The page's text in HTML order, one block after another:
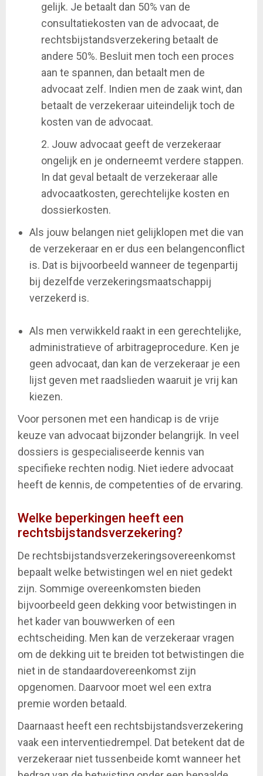
gelijk. Je betaalt dan 50% van de
consultatiekosten van de advocaat, de
rechtsbijstandsverzekering betaalt de
andere 50%. Besluit men toch een proces
aan te spannen, dan betaalt men de
advocaat zelf. Indien men de zaak wint, dan
betaalt de verzekeraar uiteindelijk toch de
kosten van de advocaat.
2. Jouw advocaat geeft de verzekeraar
ongelijk en je onderneemt verdere stappen.
In dat geval betaalt de verzekeraar alle
advocaatkosten, gerechtelijke kosten en
dossierkosten.
Als jouw belangen niet gelijklopen met die van
de verzekeraar en er dus een belangenconflict
is. Dat is bijvoorbeeld wanneer de tegenpartij
bij dezelfde verzekeringsmaatschappij
verzekerd is.
Als men verwikkeld raakt in een gerechtelijke,
administratieve of arbitrageprocedure. Ken je
geen advocaat, dan kan de verzekeraar je een
lijst geven met raadslieden waaruit je vrij kan
kiezen.
Voor personen met een handicap is de vrije
keuze van advocaat bijzonder belangrijk. In veel
dossiers is gespecialiseerde kennis van
specifieke rechten nodig. Niet iedere advocaat
heeft de kennis, de competenties of de ervaring.
Welke beperkingen heeft een
rechtsbijstandsverzekering?
De rechtsbijstandsverzekeringsovereenkomst
bepaalt welke betwistingen wel en niet gedekt
zijn. Sommige overeenkomsten bieden
bijvoorbeeld geen dekking voor betwistingen in
het kader van bouwwerken of een
echtscheiding. Men kan de verzekeraar vragen
om de dekking uit te breiden tot betwistingen die
niet in de standaardovereenkomst zijn
opgenomen. Daarvoor moet wel een extra
premie worden betaald.
Daarnaast heeft een rechtsbijstandsverzekering
vaak een interventiedrempel. Dat betekent dat de
verzekeraar niet tussenbeide komt wanneer het